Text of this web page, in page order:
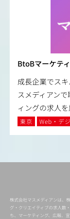
BtoBマーケテ
成長企業でス
スメディアン
ィングの求人を
東京 Web・デ
株式会社マスメディアンは、
グ・クリエイティブの求人数
ち、マーケティング、広報、